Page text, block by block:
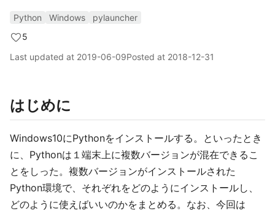
Python Windows
pylauncher
5
Last updated at 2019-06-09Posted at 2018-12-31
はじめに
Windows10にPythonをインストールする。といったとき
に、Pythonは１端末上に複数バージョンが混在できるこ
とをしった。複数バージョンがインストールされた
Python環境で、それぞれをどのようにインストールし、
どのように使えばいいのかをまとめる。なお、今回は